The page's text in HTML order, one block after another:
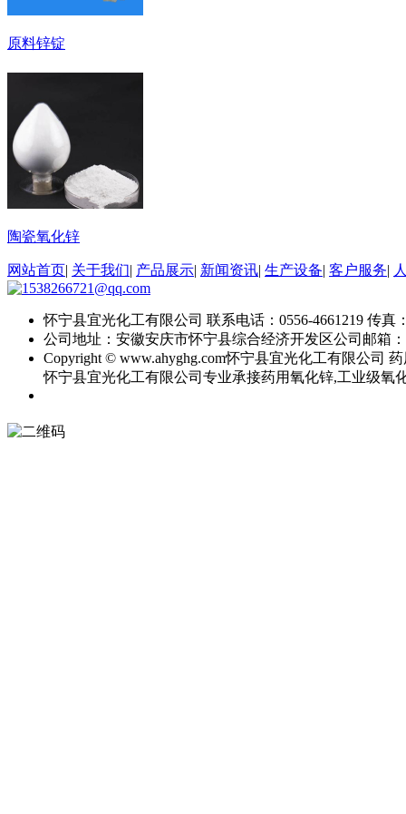
原料锌锭
陶瓷氧化锌
网站首页 关于我们 产品展示 新闻资讯 生产设备 客户服务
怀宁县宜光化工有限公司 联系电话：0556-4661219 传真
公司地址：安徽安庆市怀宁县综合经济开发区公司邮箱：
Copyright © www.ahyghg.com怀宁县宜光化工有限公司 药
怀宁县宜光化工有限公司专业承接药用氧化锌,工业级氧